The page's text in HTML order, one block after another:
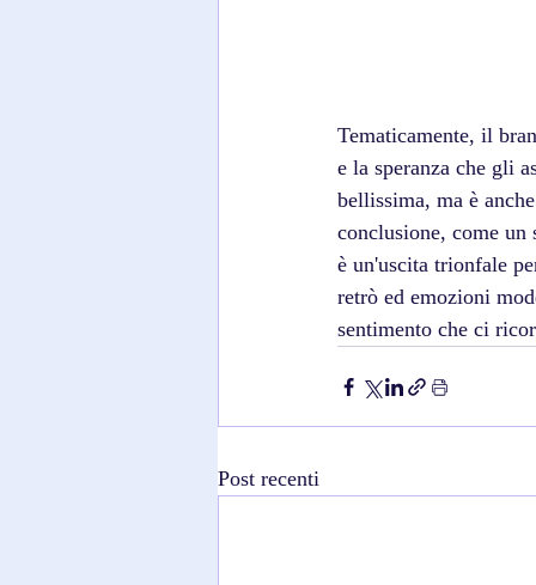
Tematicamente, il
e la speranza che gli
bellissima, ma è
conclusione, come
è un'uscita trionfale
retrò ed emozioni
sentimento che ci
Post recenti